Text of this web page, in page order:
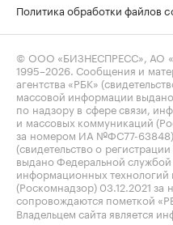
Политика обработки файлов
© ООО «БИЗНЕСПРЕСС», АО
1995–2026 . Сообщения и
агентства «РБК»
массовой информации
по надзору в сфере связи,
и массовых коммуникаций
за номером ИА №ФС77-63848)
(свидетельство о
выдано Федеральной службой
информационных
(Роскомнадзор) 03.12.2021
сопровождаются пометкой
Владельцем сайта является